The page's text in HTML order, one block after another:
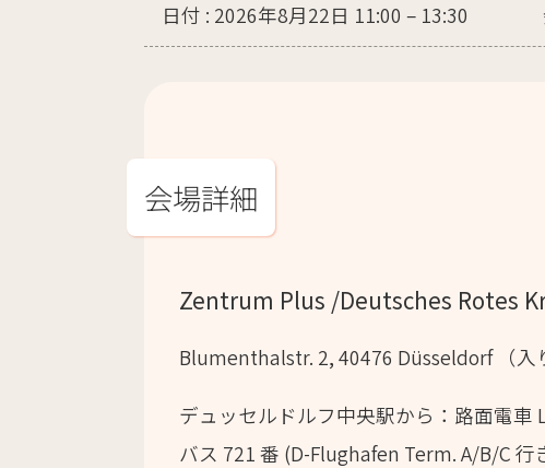
日付 : 2026年8月22日 11:00 – 13:30
会場詳細
Zentrum Plus /Deutsches Rotes
Blumenthalstr. 2, 40476 Düsseldorf （入
デュッセルドルフ中央駅から：路面電
バス 721 番 (D-Flughafen Term. A/B/C